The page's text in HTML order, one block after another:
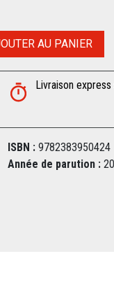
AU PANIER
Livraison express
ISBN : 9782383950424
Année de parution :